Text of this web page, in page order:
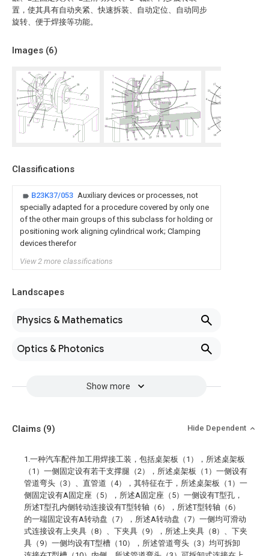
置，使其具有自动夹紧、快速拆装、自动定位、自动同步
旋转、便于焊接等功能。
Images (6)
Classifications
B23K37/053 Auxiliary devices or processes, not
specially adapted for a procedure covered by only one
of the other main groups of this subclass for holding or
positioning work aligning cylindrical work; Clamping
devices therefor
View 2 more classifications
Landscapes
Physics & Mathematics
Optics & Photonics
Show more
Claims (9) Hide Dependent
1.一种汽车配件加工用焊接工装，包括桌架板（1），所述桌架板
（1）一侧固定设有若干支撑腿（2），所述桌架板（1）一侧设有
管道弯头（3）、直管道（4），其特征在于，所述桌架板（1）一
侧固定设有A固定座（5），所述A固定座（5）一侧设有T型孔，
所述T型孔内侧转动连接设有T型转轴（6），所述T型转轴（6）
的一端固定设有A转动盘（7），所述A转动盘（7）一侧均可滑动
式连接设有上夹具（8）、下夹具（9），所述上夹具（8）、下夹
具（9）一侧均设有T型槽（10），所述管道弯头（3）均可拆卸